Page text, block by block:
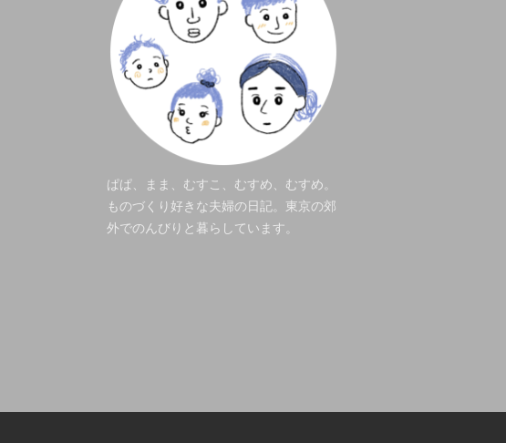
ぱぱ、まま、むすこ、むすめ、むすめ。
ものづくり好きな夫婦の日記。東京の郊
外でのんびりと暮らしています。